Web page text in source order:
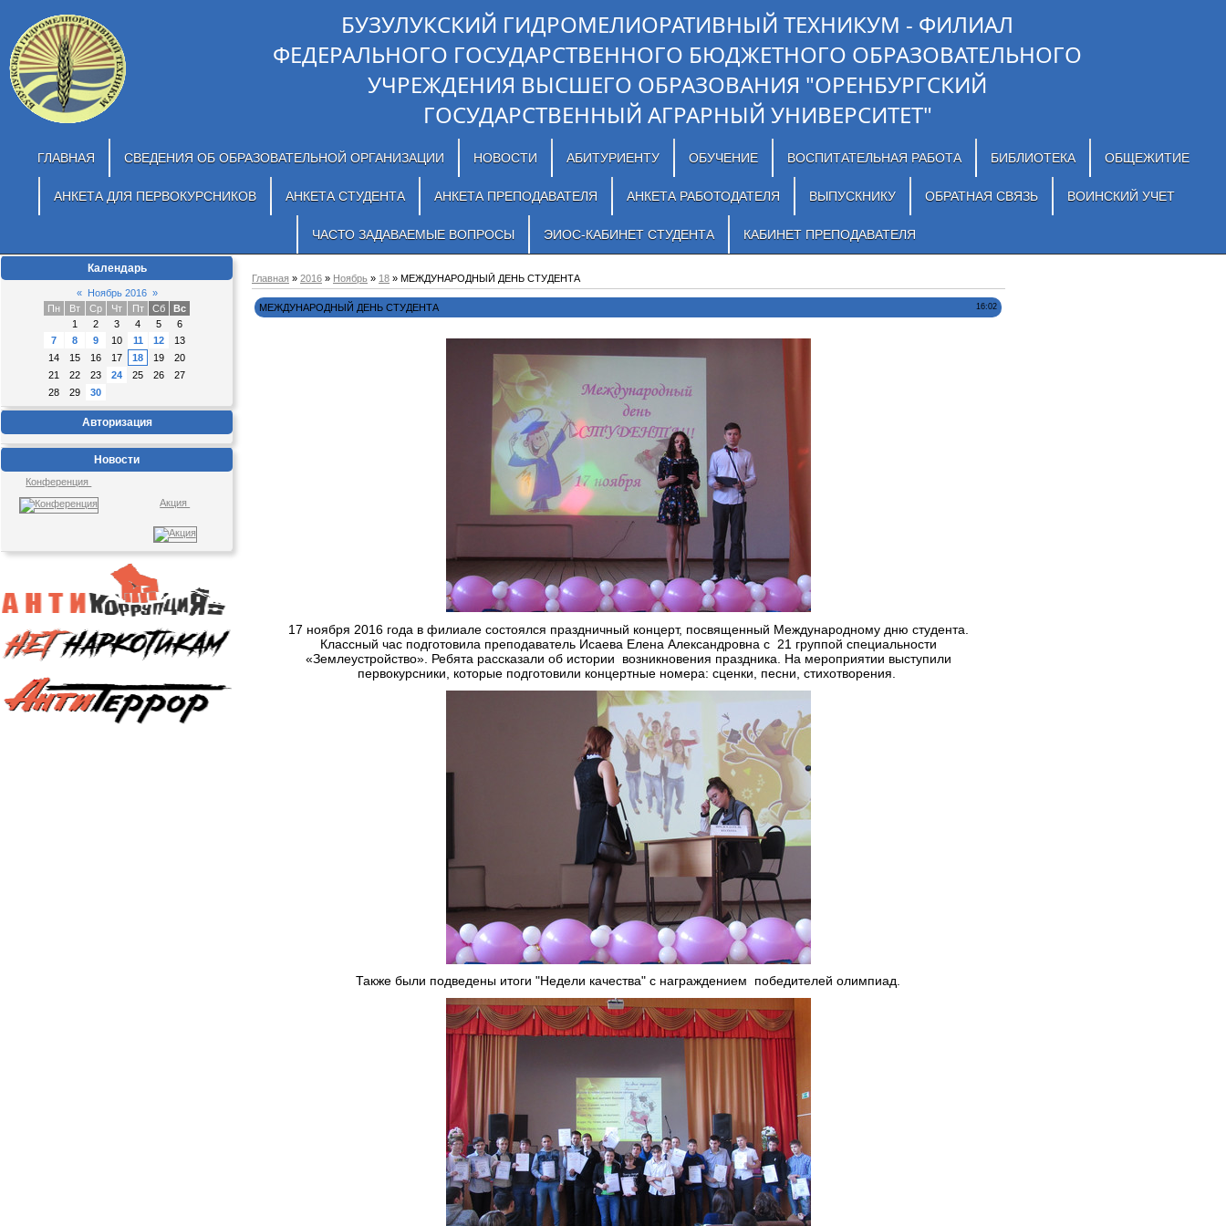
БУЗУЛУКСКИЙ ГИДРОМЕЛИОРАТИВНЫЙ ТЕХНИКУМ - ФИЛИАЛ
ФЕДЕРАЛЬНОГО ГОСУДАРСТВЕННОГО БЮДЖЕТНОГО ОБРАЗОВАТЕЛЬНОГО
УЧРЕЖДЕНИЯ ВЫСШЕГО ОБРАЗОВАНИЯ "ОРЕНБУРГСКИЙ
ГОСУДАРСТВЕННЫЙ АГРАРНЫЙ УНИВЕРСИТЕТ"
ГЛАВНАЯ СВЕДЕНИЯ ОБ ОБРАЗОВАТЕЛЬНОЙ ОРГАНИЗАЦИИ НОВОСТИ АБИТУРИЕНТУ ОБУЧЕНИЕ ВОСПИТАТЕЛЬНАЯ РАБОТА БИБЛИОТЕКА ОБЩЕЖИТИЕ
АНКЕТА ДЛЯ ПЕРВОКУРСНИКОВ АНКЕТА СТУДЕНТА АНКЕТА ПРЕПОДАВАТЕЛЯ АНКЕТА РАБОТОДАТЕЛЯ ВЫПУСКНИКУ ОБРАТНАЯ СВЯЗЬ ВОИНСКИЙ УЧЕТ
ЧАСТО ЗАДАВАЕМЫЕ ВОПРОСЫ ЭИОС-КАБИНЕТ СТУДЕНТА КАБИНЕТ ПРЕПОДАВАТЕЛЯ
Календарь
« Ноябрь 2016 »
Пн
Вт Ср Чт Пт Сб
Вс
1
2 3 4 5
6
7
8 9 10 11 12
13
14
15 16 17 18 19
20
21
22 23 24 25 26
27
28
29 30
Авторизация
Новости
Конференция
Акция
Главная » 2016 » Ноябрь » 18 » МЕЖДУНАРОДНЫЙ ДЕНЬ СТУДЕНТА
16:02
МЕЖДУНАРОДНЫЙ ДЕНЬ СТУДЕНТА
17 ноября 2016 года в филиале состоялся праздничный концерт, посвященный Международному дню студента.
Классный час подготовила преподаватель Исаева Елена Александровна с 21 группой специальности
«Землеустройство». Ребята рассказали об истории возникновения праздника. На мероприятии выступили
первокурсники, которые подготовили концертные номера: сценки, песни, стихотворения.
Также были подведены итоги "Недели качества" с награждением победителей олимпиад.